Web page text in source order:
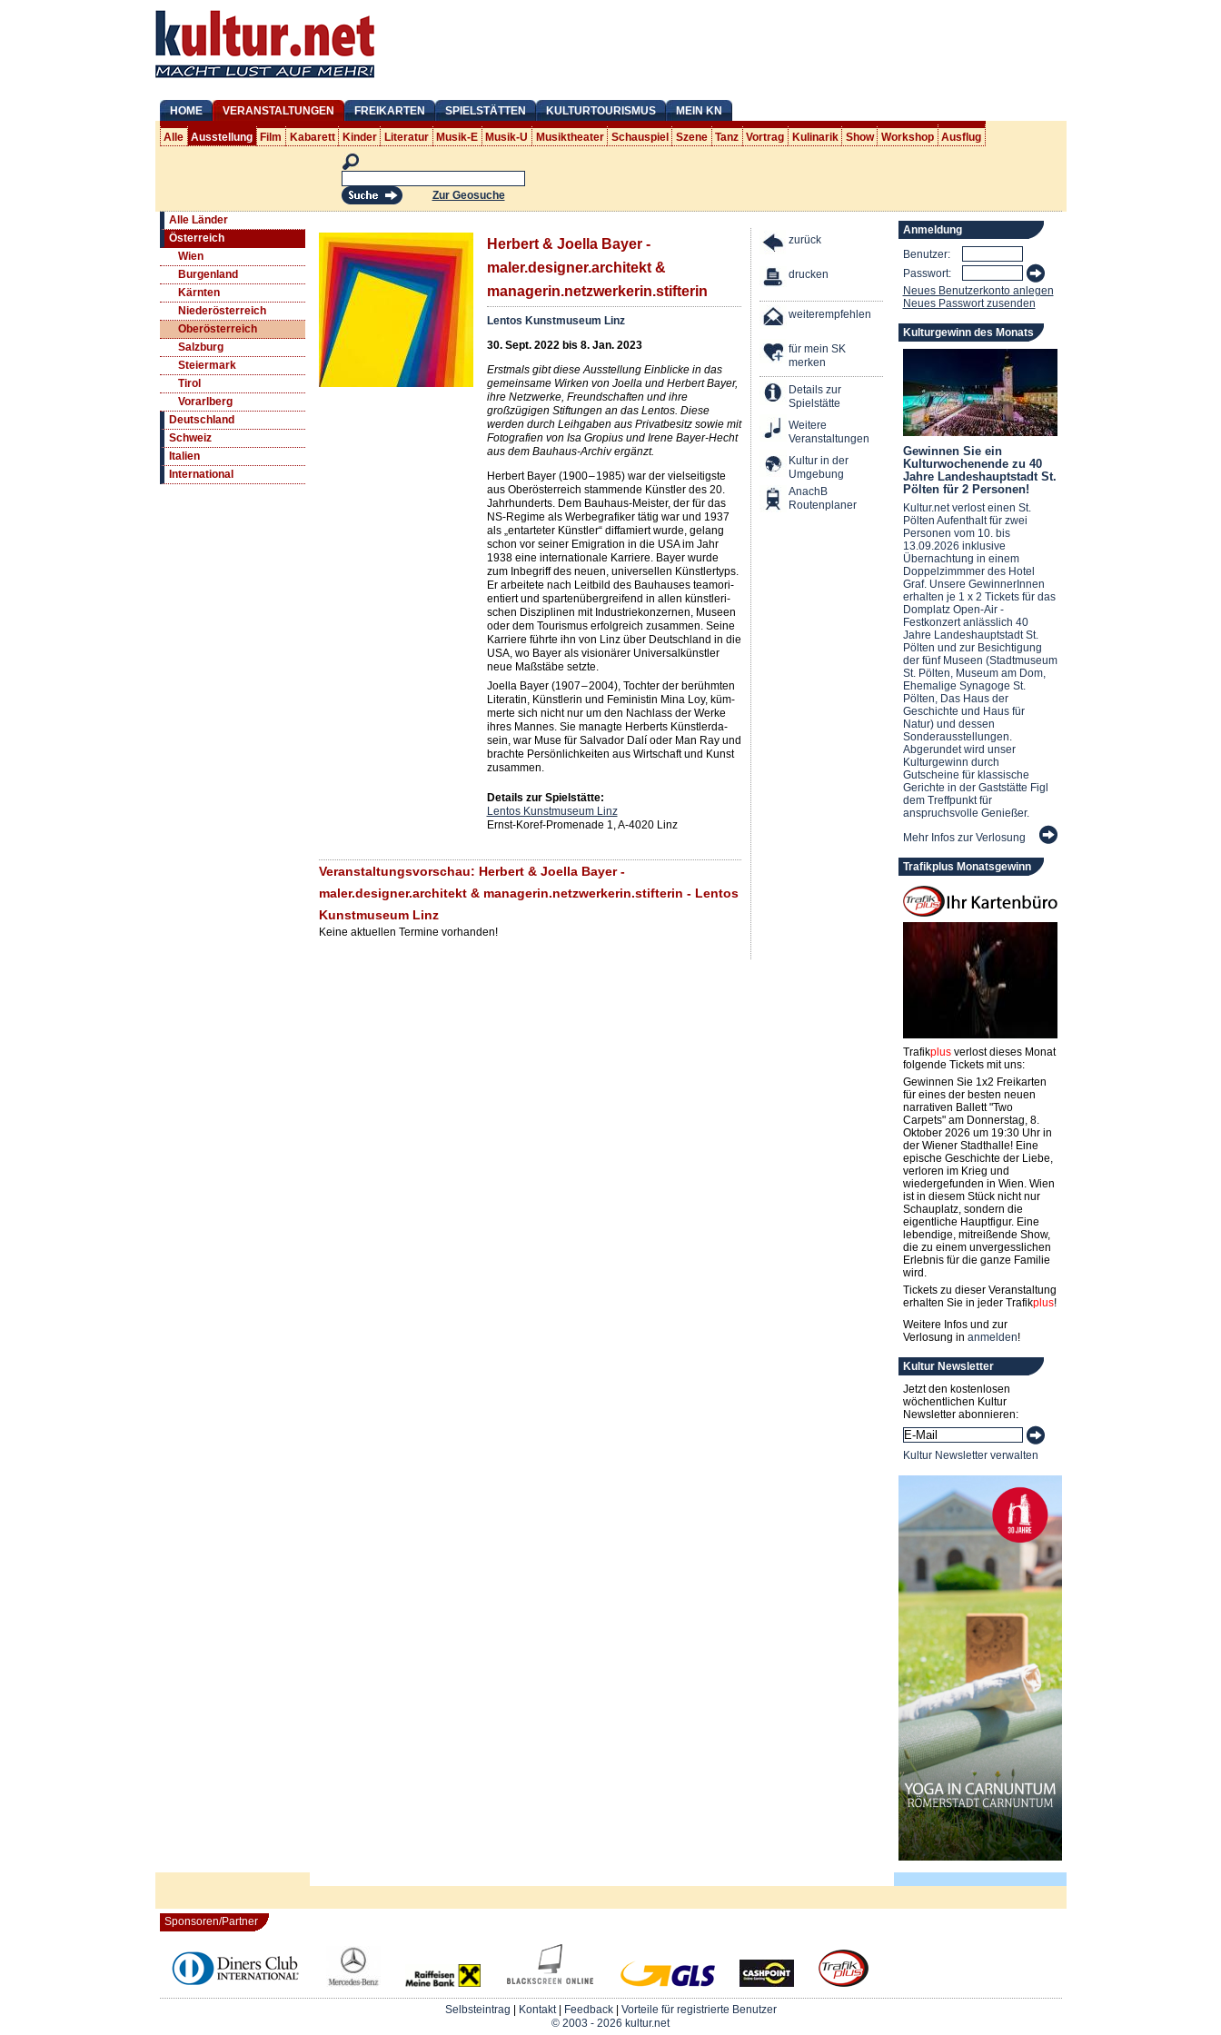
HOME VERANSTALTUNGEN FREIKARTEN SPIELSTÄTTEN KULTURTOURISMUS MEIN KN
Alle Ausstellung Film Kabarett Kinder Literatur Musik-E Musik-U Musiktheater Schauspiel Szene Tanz Vortrag Kulinarik Show Workshop Ausflug
Zur Geosuche
Alle Länder
Österreich
Wien
Burgenland
Kärnten
Niederösterreich
Oberösterreich
Salzburg
Steiermark
Tirol
Vorarlberg
Deutschland
Schweiz
Italien
International
Herbert & Joella Bayer -
maler.designer.architekt &
managerin.netzwerkerin.stifterin
Lentos Kunstmuseum Linz
30. Sept. 2022 bis 8. Jan. 2023
Erstmals gibt diese Ausstellung Einblicke in das
gemeinsame Wirken von Joella und Herbert Bayer,
ihre Netzwerke, Freundschaften und ihre
großzügigen Stiftungen an das Lentos. Diese
werden durch Leihgaben aus Privatbesitz sowie mit
Fotografien von Isa Gropius und Irene Bayer-Hecht
aus dem Bauhaus-Archiv ergänzt.
Her­bert Bay­er (1900 – 1985) war der viel­sei­tigs­te
aus Ober­ös­ter­reich stam­men­de Künst­ler des 20.
Jahr­hun­derts. Dem Bau­haus-Meis­ter, der für das
NS-Regime als Wer­be­gra­fi­ker tätig war und 1937
als ​„ent­ar­te­ter Künst­ler“ dif­fa­miert wur­de, gelang
schon vor sei­ner Emi­gra­ti­on in die USA im Jahr
1938 eine inter­na­tio­na­le Kar­rie­re. Bay­er wur­de
zum Inbe­griff des neu­en, uni­ver­sel­len Künst­ler­typs.
Er arbei­te­te nach Leit­bild des Bau­hau­ses team­ori­
en­tiert und spar­ten­über­grei­fend in allen künst­le­ri­
schen Dis­zi­pli­nen mit Indus­trie­kon­zer­nen, Muse­en
oder dem Tou­ris­mus erfolg­reich zusam­men. Sei­ne
Kar­rie­re führ­te ihn von Linz über Deutsch­land in die
USA, wo Bay­er als visio­nä­rer Uni­ver­sal­künst­ler
neue Maß­stä­be setzte.
Joel­la Bay­er (1907 – 2004), Toch­ter der berühm­ten
Lite­ra­tin, Künst­le­rin und Femi­nis­tin Mina Loy, küm­
mer­te sich nicht nur um den Nach­lass der Wer­ke
ihres Man­nes. Sie manag­te Her­berts Künst­ler­da­
sein, war Muse für Sal­va­dor Dalí oder Man Ray und
brach­te Per­sön­lich­kei­ten aus Wirt­schaft und Kunst
zusammen.
Details zur Spielstätte:
Lentos Kunstmuseum Linz
Ernst-Koref-Promenade 1, A-4020 Linz
Veranstaltungsvorschau: Herbert & Joella Bayer -
maler.designer.architekt & managerin.netzwerkerin.stifterin - Lentos
Kunstmuseum Linz
Keine aktuellen Termine vorhanden!
zurück
drucken
weiterempfehlen
für mein SK
merken
Details zur
Spielstätte
Weitere
Veranstaltungen
Kultur in der
Umgebung
AnachB
Routenplaner
Anmeldung
Benutzer:
Passwort:
Neues Benutzerkonto anlegen
Neues Passwort zusenden
Kulturgewinn des Monats
Gewinnen Sie ein
Kulturwochenende zu 40
Jahre Landeshauptstadt St.
Pölten für 2 Personen!
Kultur.net verlost einen St.
Pölten Aufenthalt für zwei
Personen vom 10. bis
13.09.2026 inklusive
Übernachtung in einem
Doppelzimmmer des Hotel
Graf. Unsere GewinnerInnen
erhalten je 1 x 2 Tickets für das
Domplatz Open-Air -
Festkonzert anlässlich 40
Jahre Landeshauptstadt St.
Pölten und zur Besichtigung
der fünf Museen (Stadtmuseum
St. Pölten, Museum am Dom,
Ehemalige Synagoge St.
Pölten, Das Haus der
Geschichte und Haus für
Natur) und dessen
Sonderausstellungen.
Abgerundet wird unser
Kulturgewinn durch
Gutscheine für klassische
Gerichte in der Gaststätte Figl
dem Treffpunkt für
anspruchsvolle Genießer.
Mehr Infos zur Verlosung
Trafikplus Monatsgewinn
Trafikplusverlost dieses Monat
folgende Tickets mit uns:
Gewinnen Sie 1x2 Freikarten
für eines der besten neuen
narrativen Ballett "Two
Carpets" am Donnerstag, 8.
Oktober 2026 um 19:30 Uhr in
der Wiener Stadthalle! Eine
epische Geschichte der Liebe,
verloren im Krieg und
wiedergefunden in Wien. Wien
ist in diesem Stück nicht nur
Schauplatz, sondern die
eigentliche Hauptfigur. Eine
lebendige, mitreißende Show,
die zu einem unvergesslichen
Erlebnis für die ganze Familie
wird.
Tickets zu dieser Veranstaltung
erhalten Sie in jeder Trafikplus!
Weitere Infos und zur
Verlosung in anmelden!
Kultur Newsletter
Jetzt den kostenlosen
wöchentlichen Kultur
Newsletter abonnieren:
Kultur Newsletter verwalten
Sponsoren/Partner
Selbsteintrag Kontakt| Feedback| Vorteile für registrierte Benutzer
© 2003 - 2026 kultur.net